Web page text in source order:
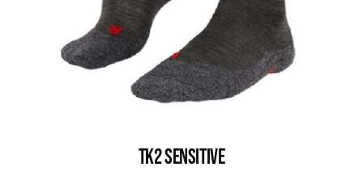
TK2 SENSITIVE